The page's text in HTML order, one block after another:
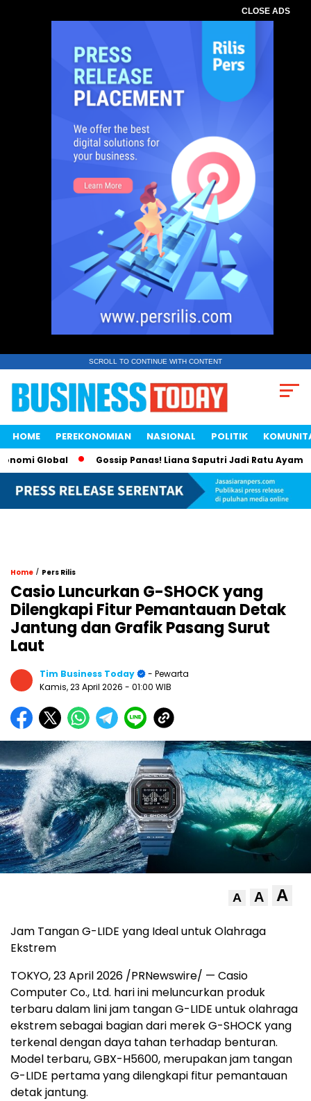
CLOSE ADS
SCROLL TO CONTINUE WITH CONTENT
HOME PEREKONOMIAN NASIONAL POLITIK
Global Gossip Panas! Liana Saputri Jadi Ratu Ayam KFC
Home / Pers Rilis
Casio Luncurkan G-SHOCK yang
Dilengkapi Fitur Pemantauan Detak
Jantung dan Grafik Pasang Surut
Laut
Tim Business Today
- Pewarta
Kamis, 23 April 2026 - 01:00 WIB
A A A
Jam Tangan G-LIDE yang Ideal untuk Olahraga
Ekstrem
TOKYO, 23 April 2026 /PRNewswire/ — Casio
Computer Co., Ltd. hari ini meluncurkan produk
terbaru dalam lini jam tangan G-LIDE untuk olahraga
ekstrem sebagai bagian dari merek G-SHOCK yang
terkenal dengan daya tahan terhadap benturan.
Model terbaru, GBX-H5600, merupakan jam tangan
G-LIDE pertama yang dilengkapi fitur pemantauan
detak jantung.